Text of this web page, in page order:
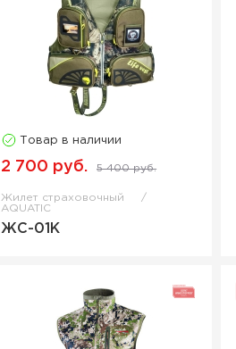
Товар в наличии
2 700 руб. 5 400 руб.
Жилет страховочный
AQUATIC
ЖС-01К